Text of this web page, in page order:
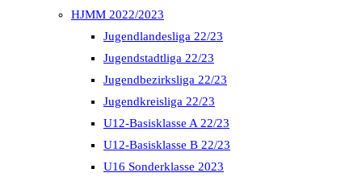
HJMM 2022/2023
Jugendlandesliga 22/23
Jugendstadtliga 22/23
Jugendbezirksliga 22/23
Jugendkreisliga 22/23
U12-Basisklasse A 22/23
U12-Basisklasse B 22/23
U16 Sonderklasse 2023